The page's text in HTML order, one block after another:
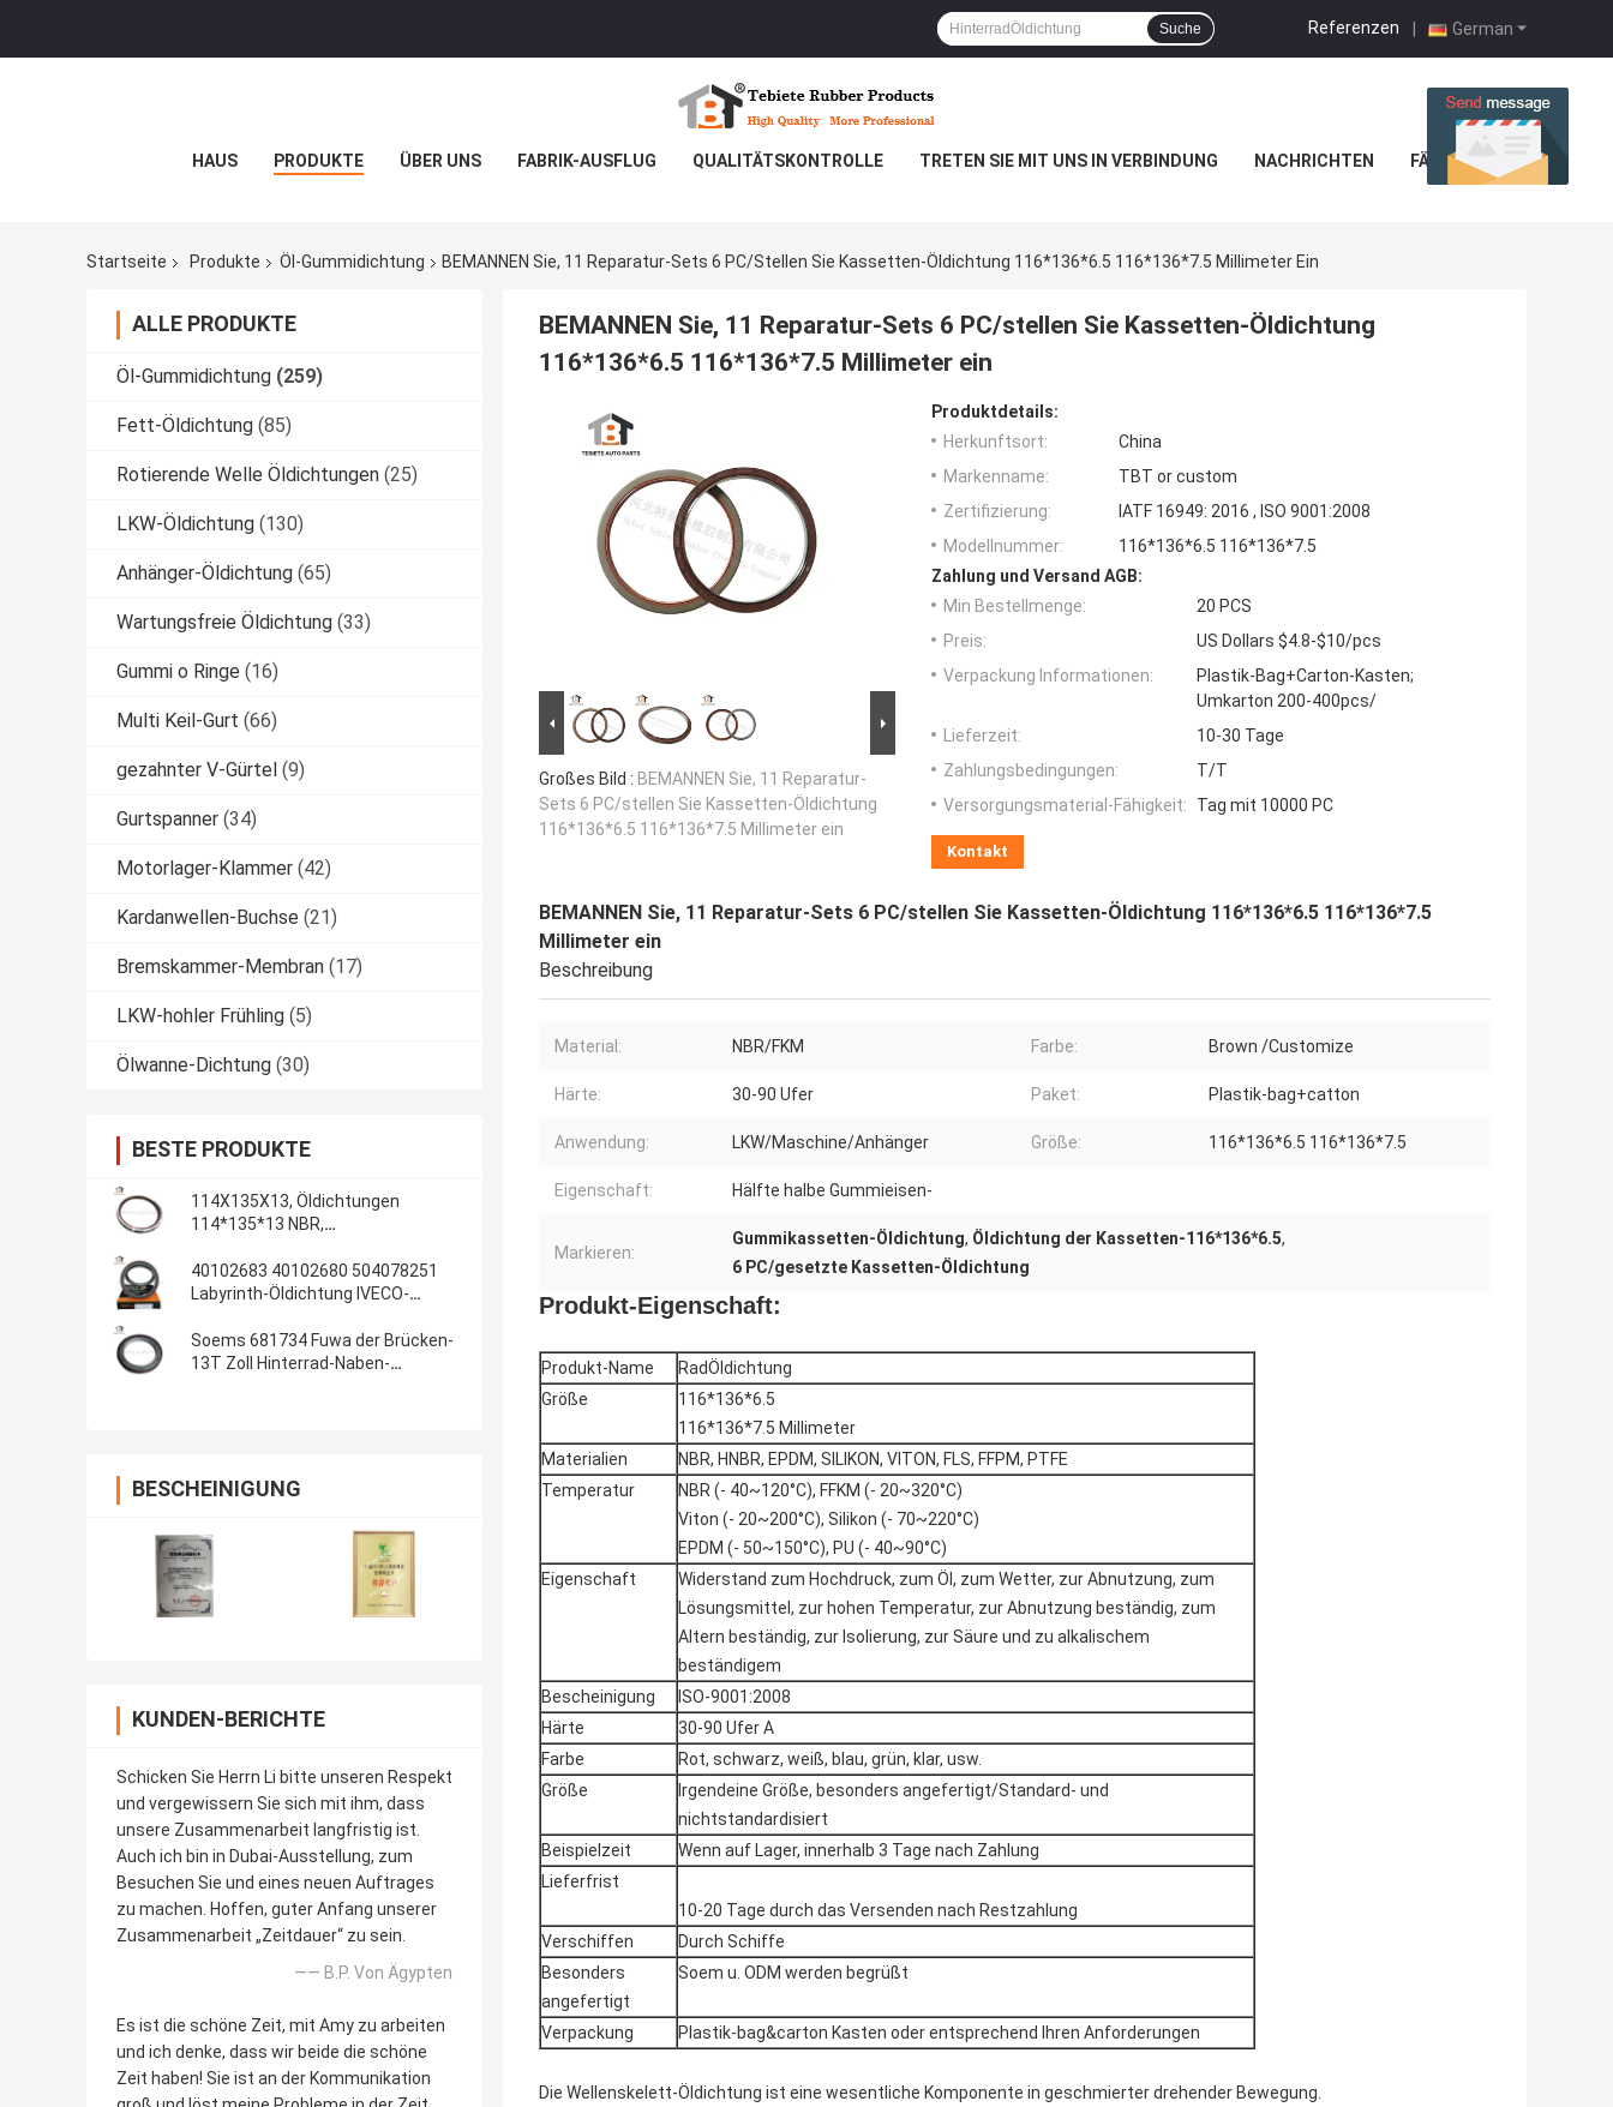
German
Referenzen |
Suche
HAUS PRODUKTE ÜBER UNS FABRIK-AUSFLUG QUALITÄTSKONTROLLE TRETEN SIE MIT UNS IN VERBINDUNG NACHRICHTEN FÄLLE
Startseite Produkte Öl-Gummidichtung BEMANNEN Sie, 11 Reparatur-Sets 6 PC/stellen Sie Kassetten-Öldichtung 116*136*6.5 116*136*7.5 Millimeter Ein
ALLE PRODUKTE
Öl-Gummidichtung (259)
Fett-Öldichtung (85)
Rotierende Welle Öldichtungen (25)
LKW-Öldichtung (130)
Anhänger-Öldichtung (65)
Wartungsfreie Öldichtung (33)
Gummi o Ringe (16)
Multi Keil-Gurt (66)
gezahnter V-Gürtel (9)
Gurtspanner (34)
Motorlager-Klammer (42)
Kardanwellen-Buchse (21)
Bremskammer-Membran (17)
LKW-hohler Frühling (5)
Ölwanne-Dichtung (30)
BESTE PRODUKTE
114X135X13, Öldichtungen
114*135*13 NBR,
Öldichtungs-Material: NBR
40102683 40102680 504078251
Labyrinth-Öldichtung IVECO-
100*130*13/14 innere
Soems 681734 Fuwa der Brücken-
13T Zoll Hinterrad-Naben-
BESCHEINIGUNG
KUNDEN-BERICHTE
Schicken Sie Herrn Li bitte unseren Respekt
und vergewissern Sie sich mit ihm, dass
unsere Zusammenarbeit langfristig ist.
Auch ich bin in Dubai-Ausstellung, zum
Besuchen Sie und eines neuen Auftrages
zu machen. Hoffen, guter Anfang unserer
Zusammenarbeit „Zeitdauer“ zu sein.
—— B.P. Von Ägypten
Es ist die schöne Zeit, mit Amy zu arbeiten
und ich denke, dass wir beide die schöne
Zeit haben! Sie ist an der Kommunikation
BEMANNEN Sie, 11 Reparatur-Sets 6 PC/stellen Sie Kassetten-Öldichtung
116*136*6.5 116*136*7.5 Millimeter ein
Großes Bild : BEMANNEN Sie, 11 Reparatur-
Sets 6 PC/stellen Sie Kassetten-Öldichtung
116*136*6.5 116*136*7.5 Millimeter ein
Produktdetails:
Herkunftsort:
China
Markenname:
TBT or custom
Zertifizierung:
IATF 16949: 2016 , ISO 9001:2008
Modellnummer:
116*136*6.5 116*136*7.5
Zahlung und Versand AGB:
Min Bestellmenge:
20 PCS
Preis:
US Dollars $4.8-$10/pcs
Verpackung Informationen:
Plastik-Bag+Carton-Kasten;
Umkarton 200-400pcs/
Lieferzeit:
10-30 Tage
Zahlungsbedingungen:
T/T
Versorgungsmaterial-Fähigkeit:
Tag mit 10000 PC
Kontakt
BEMANNEN Sie, 11 Reparatur-Sets 6 PC/stellen Sie Kassetten-Öldichtung 116*136*6.5 116*136*7.5
Millimeter ein
Beschreibung
Material: NBR/FKM Farbe: Brown /Customize
Härte: 30-90 Ufer Paket: Plastik-bag+catton
Anwendung: LKW/Maschine/Anhänger Größe: 116*136*6.5 116*136*7.5
Eigenschaft: Hälfte halbe Gummieisen-
Markieren:
Gummikassetten-Öldichtung, Öldichtung der Kassetten-116*136*6.5,
6 PC/gesetzte Kassetten-Öldichtung
Produkt-Eigenschaft:
Produkt-Name
RadÖldichtung
Größe
116*136*6.5
116*136*7.5 Millimeter
Materialien
NBR, HNBR, EPDM, SILIKON, VITON, FLS, FFPM, PTFE
Temperatur
NBR (- 40~120°C), FFKM (- 20~320°C)
Viton (- 20~200°C), Silikon (- 70~220°C)
EPDM (- 50~150°C), PU (- 40~90°C)
Eigenschaft
Widerstand zum Hochdruck, zum Öl, zum Wetter, zur Abnutzung, zum
Lösungsmittel, zur hohen Temperatur, zur Abnutzung beständig, zum
Altern beständig, zur Isolierung, zur Säure und zu alkalischem
beständigem
Bescheinigung
ISO-9001:2008
Härte
30-90 Ufer A
Farbe
Rot, schwarz, weiß, blau, grün, klar, usw.
Größe
Irgendeine Größe, besonders angefertigt/Standard- und
nichtstandardisiert
Beispielzeit
Wenn auf Lager, innerhalb 3 Tage nach Zahlung
Lieferfrist
10-20 Tage durch das Versenden nach Restzahlung
Verschiffen
Durch Schiffe
Besonders
angefertigt
Soem u. ODM werden begrüßt
Verpackung Plastik-bag&carton Kasten oder entsprechend Ihren Anforderungen
Die Wellenskelett-Öldichtung ist eine wesentliche Komponente in geschmierter drehender Bewegung.